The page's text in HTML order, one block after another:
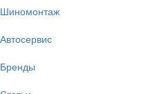
Шиномонтаж
Автосервис
Бренды